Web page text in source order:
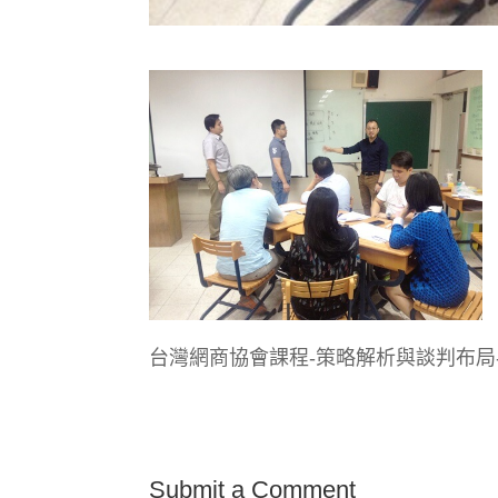
台灣網商協會課程-策略解析與談判布
Submit a Comment